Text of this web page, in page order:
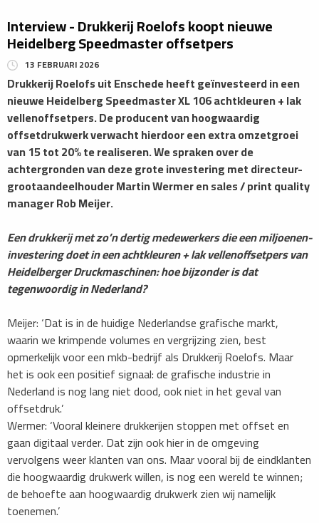
Interview - Drukkerij Roelofs koopt nieuwe
Heidelberg Speedmaster offsetpers
13 FEBRUARI 2026
Drukkerij Roelofs uit Enschede heeft geïnvesteerd in een
nieuwe Heidelberg Speedmaster XL 106 achtkleuren + lak
vellenoffsetpers. De producent van hoogwaardig
offsetdrukwerk verwacht hierdoor een extra omzetgroei
van 15 tot 20% te realiseren. We spraken over de
achtergronden van deze groteinvestering met directeur-
grootaandeelhouder Martin Wermer en sales / print quality
manager Rob Meijer.
Een drukkerij met zo’n dertig medewerkers die een miljoenen-
investering doet in een achtkleuren + lak vellenoffsetpers van
Heidelberger Druckmaschinen: hoe bijzonder is dat
tegenwoordig in Nederland?
Meijer: ‘Dat is in de huidige Nederlandse grafische markt,
waarin we krimpende volumes en vergrijzing zien, best
opmerkelijk voor een mkb-bedrijf als Drukkerij Roelofs. Maar
het is ook een positief signaal: de grafische industrie in
Nederland is nog lang niet dood, ook niet in het geval van
offsetdruk.’
Wermer: ‘Vooral kleinere drukkerijen stoppen met offset en
gaan digitaal verder. Dat zijn ook hier in de omgeving
vervolgens weer klanten van ons. Maar vooral bij de eindklanten
die hoogwaardig drukwerk willen, is nog een wereld te winnen;
de behoefte aan hoogwaardig drukwerk zien wij namelijk
toenemen.’